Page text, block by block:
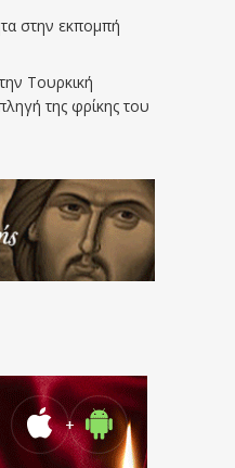
στην εκπομπή
Τουρκική
της φρίκης του